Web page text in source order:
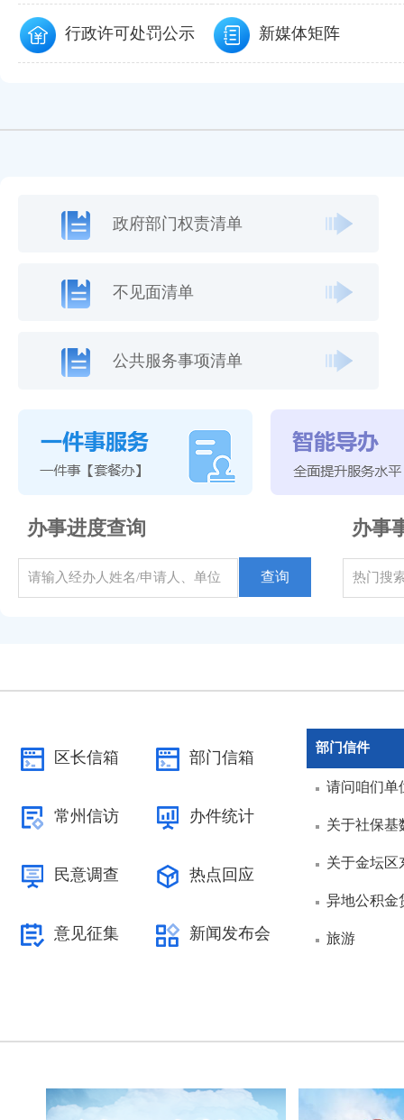
行政许可处罚公示 新媒体矩阵
政府部门权责清单
不见面清单
公共服务事项清单
办事进度查询
查询
办事
区长信箱 部门信箱
常州信访 办件统计
民意调查 热点回应
意见征集 新闻发布会
部门信件
请问咱们单
关于社保基
关于金坛区
异地公积金
旅游